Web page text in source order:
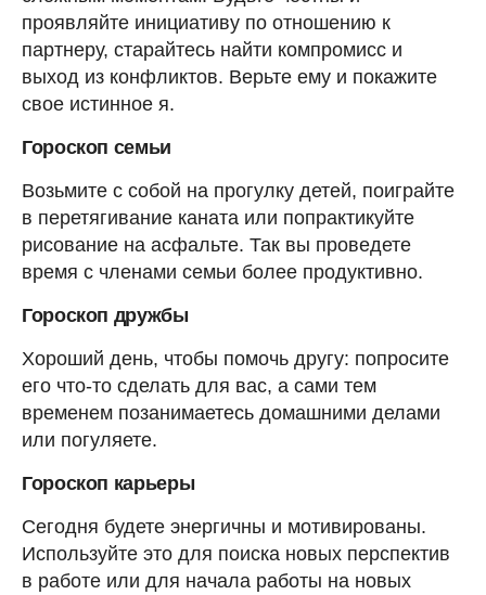
проявляйте инициативу по отношению к
партнеру, старайтесь найти компромисс и
выход из конфликтов. Верьте ему и покажите
свое истинное я.
Гороскоп семьи
Возьмите с собой на прогулку детей, поиграйте
в перетягивание каната или попрактикуйте
рисование на асфальте. Так вы проведете
время с членами семьи более продуктивно.
Гороскоп дружбы
Хороший день, чтобы помочь другу: попросите
его что-то сделать для вас, а сами тем
временем позанимаетесь домашними делами
или погуляете.
Гороскоп карьеры
Сегодня будете энергичны и мотивированы.
Используйте это для поиска новых перспектив
в работе или для начала работы на новых